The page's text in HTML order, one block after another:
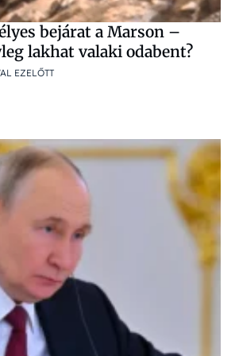
bejárat a Marson –
lakhat valaki odabent?
EZELŐTT